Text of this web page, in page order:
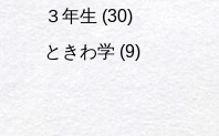
３年生 (30)
ときわ学 (9)